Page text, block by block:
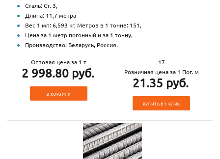
Сталь: Ст. 3,
Длина: 11,7 метра
Вес 1 мп: 6,593 кг, Метров в 1 тонне: 151,
Цена за 1 метр погонный и за 1 тонну,
Производство: Беларусь, Россия.
Оптовая цена за 1 т
2 998.80 руб.
В КОРЗИНУ
17
Розничная цена за 1 Пог. м
21.35 руб.
КУПИТЬ В 1 КЛИК